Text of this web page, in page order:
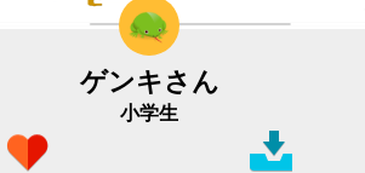
ゲンキさん
小学生